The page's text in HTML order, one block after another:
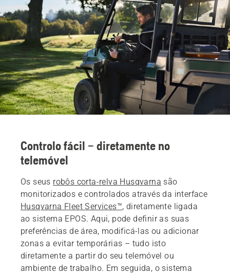
Controlo fácil – diretamente no
telemóvel
Os seus robôs corta-relva Husqvarna são
monitorizados e controlados através da interface
Husqvarna Fleet Services™, diretamente ligada
ao sistema EPOS. Aqui, pode definir as suas
preferências de área, modificá-las ou adicionar
zonas a evitar temporárias – tudo isto
diretamente a partir do seu telemóvel ou
ambiente de trabalho. Em seguida, o sistema